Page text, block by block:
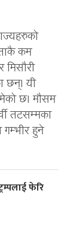
कम
छन्। यी
छ। मौसम
तटसम्मका
हुने
फेरि